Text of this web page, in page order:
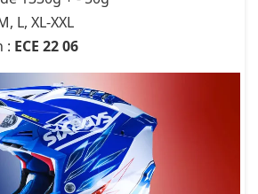
L, XL-XXL
: ECE 22 06